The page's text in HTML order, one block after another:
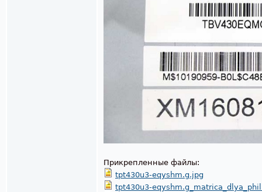
Прикрепленные файлы:
tpt430u3-eqyshm.g.jpg
tpt430u3-